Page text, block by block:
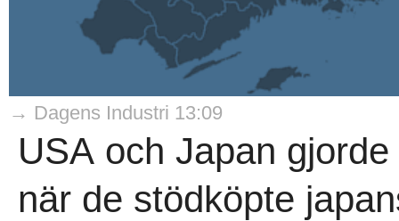
→ Dagens Industri 13:09
USA och Japan
när de stödköpte